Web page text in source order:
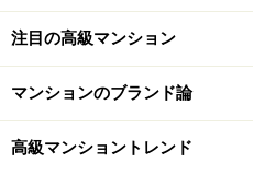
注目の高級マンション
マンションのブランド論
高級マンショントレンド